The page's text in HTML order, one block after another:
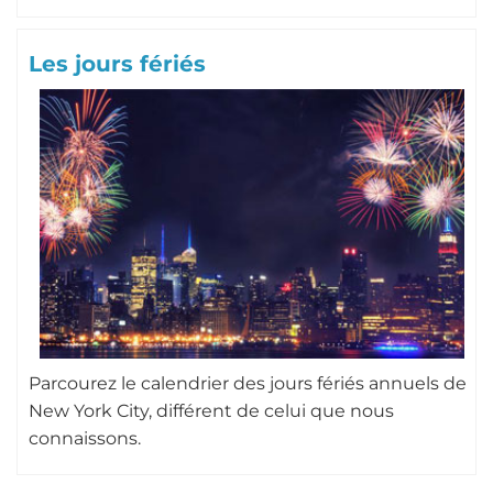
Les jours fériés
Parcourez le calendrier des jours fériés annuels de
New York City, différent de celui que nous
connaissons.